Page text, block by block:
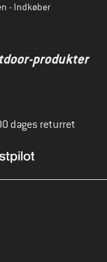
- Indkøber
produkter
dages returret